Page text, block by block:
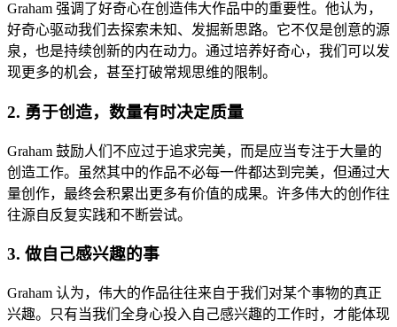
Graham 强调了好奇心在创造伟大作品中的重要性。他认为，
好奇心驱动我们去探索未知、发掘新思路。它不仅是创意的源
泉，也是持续创新的内在动力。通过培养好奇心，我们可以发
现更多的机会，甚至打破常规思维的限制。
2. 勇于创造，数量有时决定质量
Graham 鼓励人们不应过于追求完美，而是应当专注于大量的
创造工作。虽然其中的作品不必每一件都达到完美，但通过大
量创作，最终会积累出更多有价值的成果。许多伟大的创作往
往源自反复实践和不断尝试。
3. 做自己感兴趣的事
Graham 认为，伟大的作品往往来自于我们对某个事物的真正
兴趣。只有当我们全身心投入自己感兴趣的工作时，才能体现